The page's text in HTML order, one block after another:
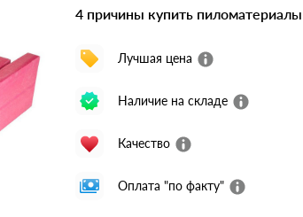
4 причины купить пиломатериалы
Лучшая цена
Наличие на складе
Качество
Оплата "по факту"